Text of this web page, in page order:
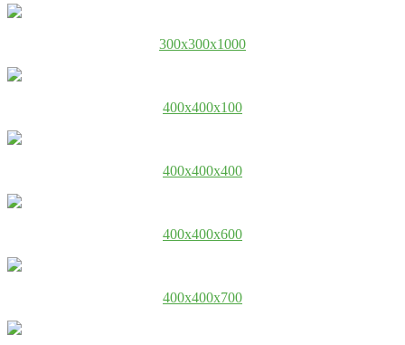
300x300x1000
400x400x100
400x400x400
400x400x600
400x400x700